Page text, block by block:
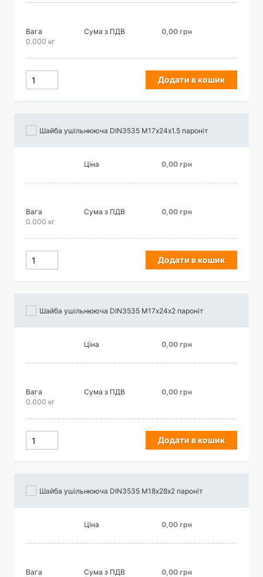
Вага
0.000 кг
Сума з ПДВ 0,00 грн
Додати в кошик
Шайба ушільнююча DIN3535 М17х24х1.5 пароніт
Ціна 0,00 грн
Вага
0.000 кг
Сума з ПДВ 0,00 грн
Додати в кошик
Шайба ушільнююча DIN3535 М17х24х2 пароніт
Ціна 0,00 грн
Вага
0.000 кг
Сума з ПДВ 0,00 грн
Додати в кошик
Шайба ушільнююча DIN3535 М18х28х2 пароніт
Ціна 0,00 грн
Вага
Сума з ПДВ 0,00 грн